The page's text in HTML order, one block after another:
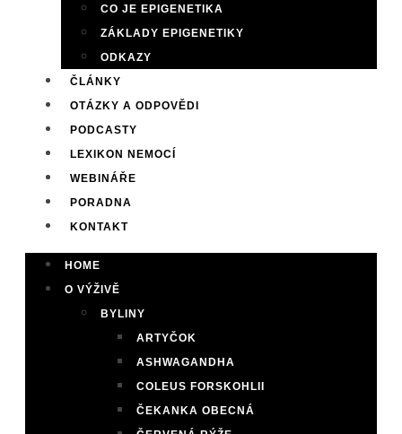
CO JE EPIGENETIKA
ZÁKLADY EPIGENETIKY
ODKAZY
ČLÁNKY
OTÁZKY A ODPOVĚDI
PODCASTY
LEXIKON NEMOCÍ
WEBINÁŘE
PORADNA
KONTAKT
HOME
O VÝŽIVĚ
BYLINY
ARTYČOK
ASHWAGANDHA
COLEUS FORSKOHLII
ČEKANKA OBECNÁ